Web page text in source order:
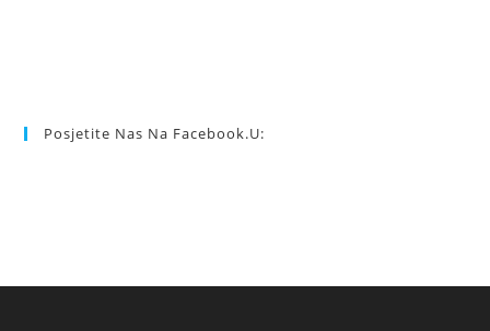
Posjetite Nas Na Facebook.u: